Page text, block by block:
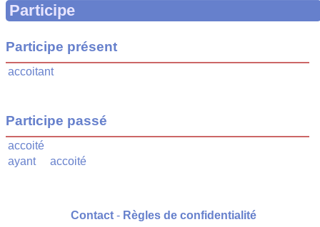
Participe
Participe présent
accoitant
Participe passé
accoité
ayant
accoité
Contact - Règles de confidentialité